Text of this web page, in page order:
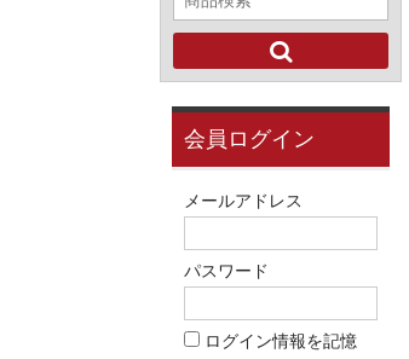
会員ログイン
メールアドレス
パスワード
ログイン情報を記憶